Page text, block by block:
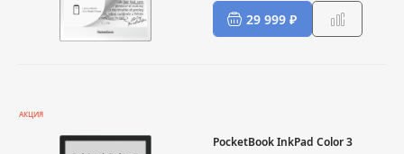
29 999 ₽
АКЦИЯ
PocketBook InkPad Color 3